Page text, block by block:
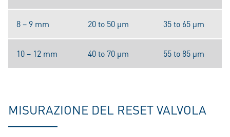
8 – 9 mm 20 to 50 μm 35 to 65 μm
10 – 12 mm 40 to 70 μm 55 to 85 μm
MISURAZIONE DEL RESET VALVOLA